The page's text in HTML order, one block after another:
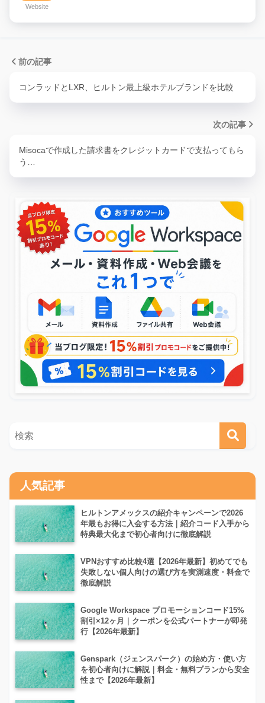
Website
前の記事
コンラッドとLXR、ヒルトン最上級ホテルブランドを比較
次の記事
Misocaで作成した請求書をクレジットカードで支払ってもら
う…
人気記事
ヒルトンアメックスの紹介キャンペーンで2026
年最もお得に入会する方法｜紹介コード入手から
特典最大化まで初心者向けに徹底解説
VPNおすすめ比較4選【2026年最新】初めてでも
失敗しない個人向けの選び方を実測速度・料金で
徹底解説
Google Workspace プロモーションコード15%
割引×12ヶ月｜クーポンを公式パートナーが即発
行【2026年最新】
Genspark（ジェンスパーク）の始め方・使い方
を初心者向けに解説｜料金・無料プランから安全
性まで【2026年最新】